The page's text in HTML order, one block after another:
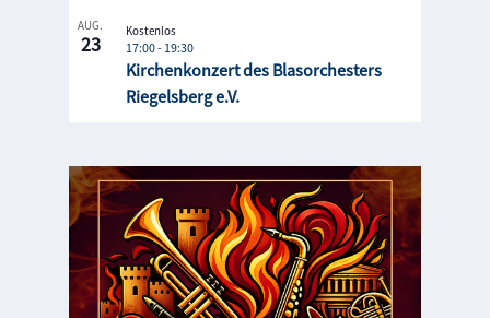
AUG.
23
Kirchenkonzert des Blasorchesters
Riegelsberg e.V.
17:00- 19:30
Kostenlos